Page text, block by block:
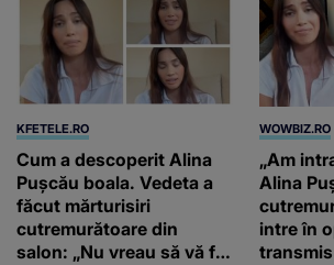
KFETELE.RO
Cum a descoperit Alina
Pușcău boala. Vedeta a
făcut mărturisiri
cutremurătoare din
salon: „Nu vreau să vă fie
WOWBIZ.RO
„Am
Alina
intre în